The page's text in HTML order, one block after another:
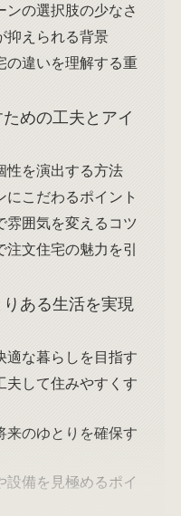
ンの選択肢の少なさ
抑えられる背景
の違いを理解する重
めの工夫とアイ
性を演出する方法
にこだわるポイント
雰囲気を変えるコツ
文住宅の魅力を引
ある生活を実現
適な暮らしを目指す
夫して住みやすくす
来のゆとりを確保す
設備を見極めるポイ